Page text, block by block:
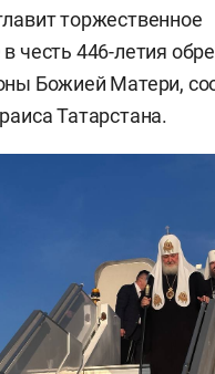
торжественное
в честь 446-летия
Божией Матери,
Татарстана.